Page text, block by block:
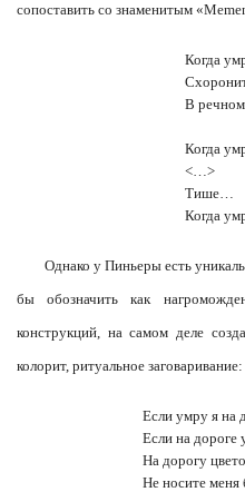
сопоставить со знаменитым
Когда
В речном
Когда
<…>
Тише…
Когда
Однако у Пиньеры есть
бы обозначить как
конструкций, на самом деле
колорит, ритуальное заговаривание:
Если умру я на
Если на дороге
На дорогу
Не носите меня